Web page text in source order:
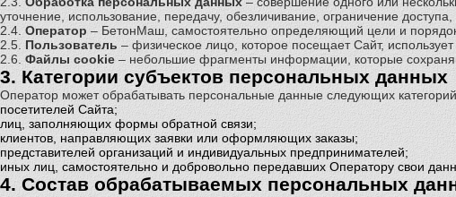
уточнение, использование, передачу, обезличивание, ограничение
2.4. Оператор – БетонМаш, самостоятельно определяющий цели и
2.5. Пользователь – физическое лицо, которое посещает Сайт,
2.6. Файлы cookie – небольшие фрагменты информации, которые
3. Категории субъектов персональных данных
Оператор может обрабатывать персональные данные следующих
посетителей Сайта;
лиц, заполняющих формы обратной связи;
клиентов, направляющих заявки или оформляющих заказы;
представителей организаций и индивидуальных предпринимателей;
иных лиц, самостоятельно и добровольно передавших Оператору свои
4. Состав обрабатываемых персональных